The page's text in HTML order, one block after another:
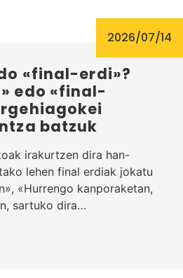
2026/07/14
«final-erdi»?
edo «final-
batzuk
irakurtzen dira han-
lehen final erdiak jokatu
«Hurrengo kanporaketan,
sartuko dira…